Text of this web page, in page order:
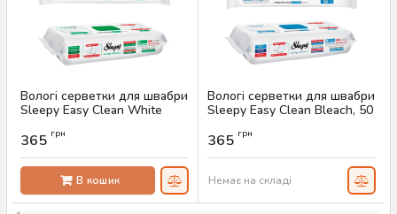
Вологі серветки для швабри
Sleepy Easy Clean White
Артикул:
365 грн
В кошик
Вологі серветки для швабри
Sleepy Easy Clean Bleach, 50
Артикул:
365 грн
Немає на складі